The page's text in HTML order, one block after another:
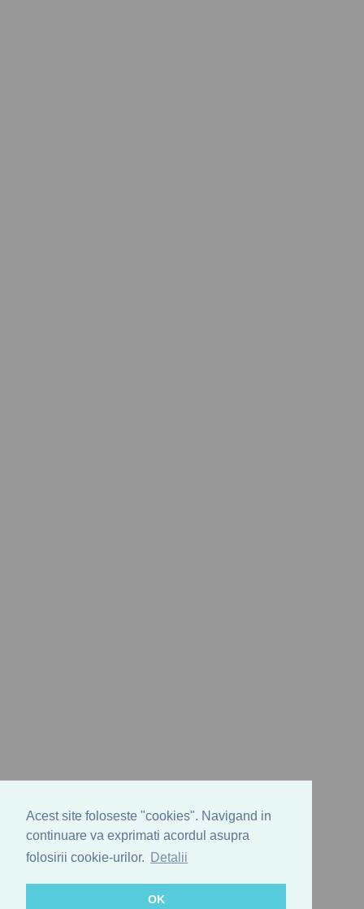
Acest site foloseste "cookies". Navigand in
continuare va exprimati acordul asupra
folosirii cookie-urilor.
Detalii
OK